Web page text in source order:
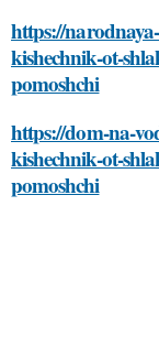
https://
kishechnik-ot-
pomoshchi
https://dom-na-
kishechnik-ot-
pomoshchi